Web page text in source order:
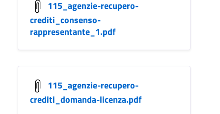
115_agenzie-recupero-
crediti_consenso-
rappresentante_1.pdf
115_agenzie-recupero-
crediti_domanda-licenza.pdf